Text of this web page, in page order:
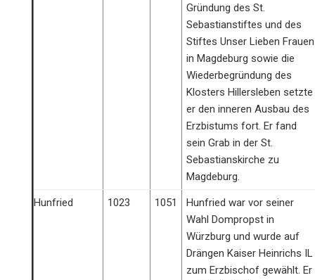
Gründung des St.
Sebastianstiftes und des
Stiftes Unser Lieben Frauen
in Magdeburg sowie die
Wiederbegründung des
Klosters Hillersleben setzte
er den inneren Ausbau des
Erzbistums fort. Er fand
sein Grab in der St.
Sebastianskirche zu
Magdeburg.
Hunfried 1023 1051
Hunfried war vor seiner
Wahl Dompropst in
Würzburg und wurde auf
Drängen Kaiser Heinrichs IL
zum Erzbischof gewählt. Er